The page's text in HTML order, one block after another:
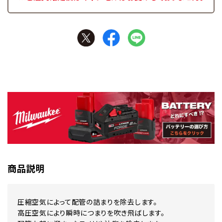
商品説明
圧縮空気によって配管の詰まりを除去します。
高圧空気により瞬時につまりを吹き飛ばします。